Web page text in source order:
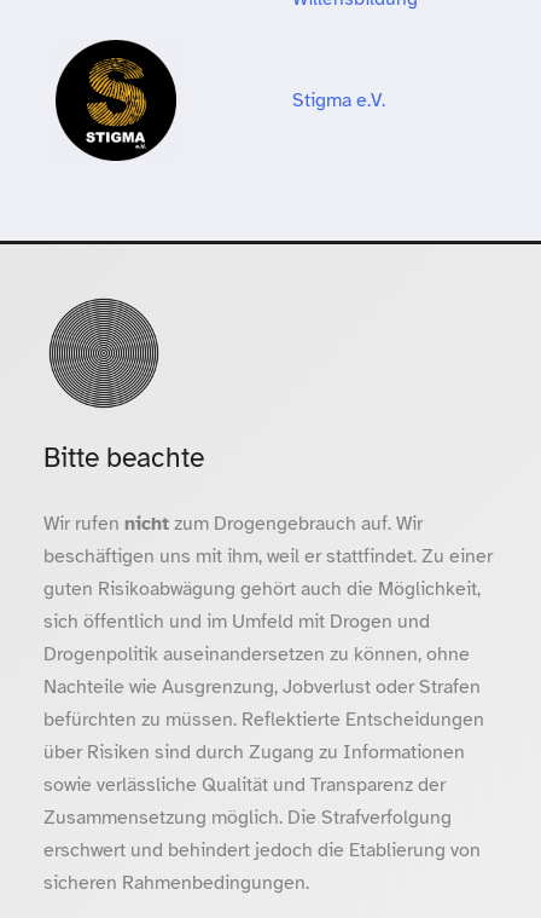
Stigma e.V.
Bitte beachte
Wir rufen nichtzum Drogengebrauch auf. Wir
beschäftigen uns mit ihm, weil er stattfindet. Zu einer
guten Risikoabwägung gehört auch die Möglichkeit,
sich öffentlich und im Umfeld mit Drogen und
Drogenpolitik auseinandersetzen zu können, ohne
Nachteile wie Ausgrenzung, Jobverlust oder Strafen
befürchten zu müssen. Reflektierte Entscheidungen
über Risiken sind durch Zugang zu Informationen
sowie verlässliche Qualität und Transparenz der
Zusammensetzung möglich. Die Strafverfolgung
erschwert und behindert jedoch die Etablierung von
sicheren Rahmenbedingungen.